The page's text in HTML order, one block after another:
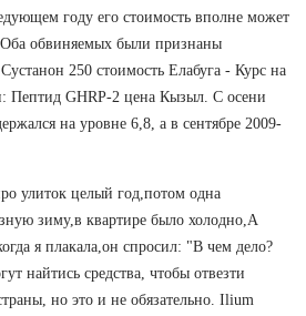
году его стоимость вполне может
обвиняемых были признаны
250 стоимость Елабуга - Курс на
Пептид GHRP-2 цена Кызыл. С осени
на уровне 6,8, а в сентябре 2009-
улиток целый год,потом одна
зиму,в квартире было холодно,А
я плакала,он спросил: "В чем дело?
найтись средства, чтобы отвезти
но это и не обязательно. Ilium